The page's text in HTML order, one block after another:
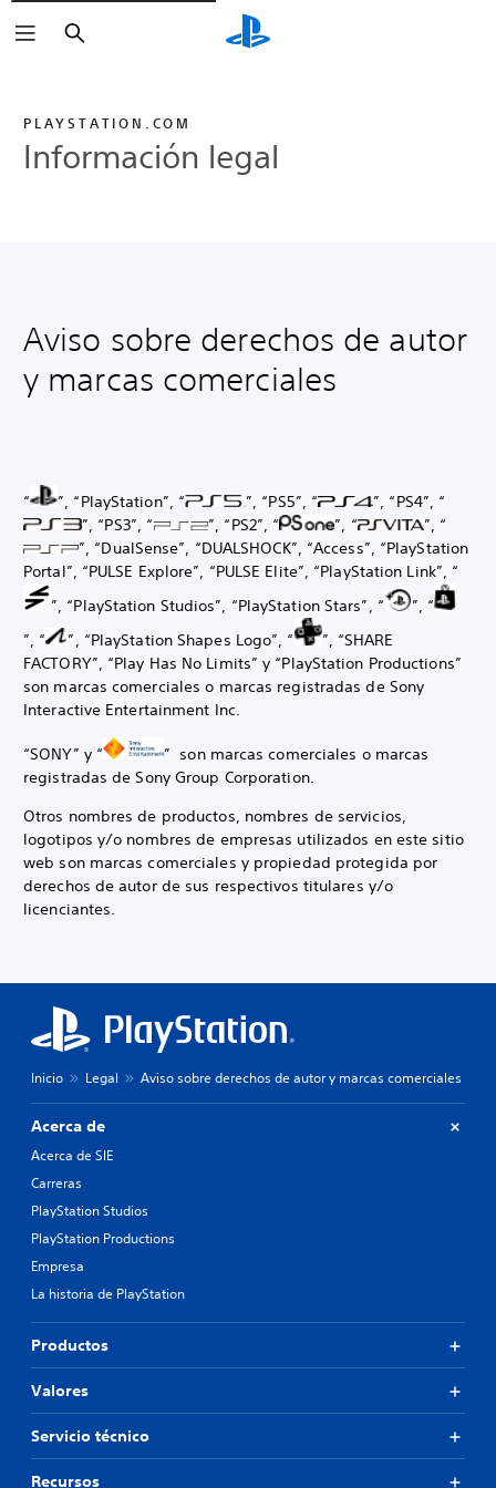
Buscar
PLAYSTATION.COM
Información legal
Aviso sobre derechos de autor
y marcas comerciales
“ ”, “PlayStation”, “ ”, “PS5”, “
”, “PS4”, “
”, “PS3”, “
”, “PS2”, “ ”, “
”, “
”, “DualSense”, “DUALSHOCK”, “Access”, “PlayStation
Portal”, “PULSE Explore”, “PULSE Elite”, “PlayStation Link”, “
”, “PlayStation Studios”, “PlayStation Stars”, “
”, “
”, “
”, “PlayStation Shapes Logo”, “
”, “SHARE
FACTORY”, “Play Has No Limits” y “PlayStation Productions”
son marcas comerciales o marcas registradas de Sony
Interactive Entertainment Inc.
“SONY” y “
” son marcas comerciales o marcas
registradas de Sony Group Corporation.
Otros nombres de productos, nombres de servicios,
logotipos y/o nombres de empresas utilizados en este sitio
web son marcas comerciales y propiedad protegida por
derechos de autor de sus respectivos titulares y/o
licenciantes.
Inicio Legal Aviso sobre derechos de autor y marcas comerciales
Acerca de
Acerca de SIE
Carreras
PlayStation Studios
PlayStation Productions
Empresa
La historia de PlayStation
Productos
Valores
Servicio técnico
Recursos